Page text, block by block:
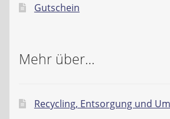
Gutschein
Mehr über…
Recycling, Entsorgung und